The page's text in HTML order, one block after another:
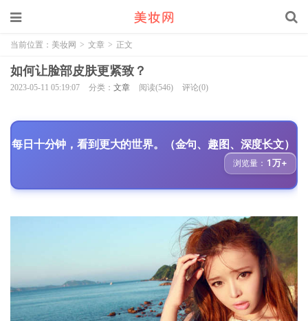
当前位置： 美妆网 > 文章 > 正文
如何让脸部皮肤更紧致？
2023-05-11 05:19:07 分类： 文章 阅读(546) 评论(0)
每日十分钟，看到更大的世界。（金句、趣图、深度长文）
浏览量： 1万+